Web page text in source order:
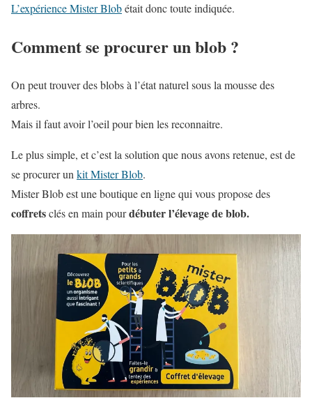
L’expérience Mister Blobétait donc toute indiquée.
Comment se procurer un blob ?
On peut trouver des blobs à l’état naturel sous la mousse des
arbres.
Mais il faut avoir l’oeil pour bien les reconnaitre.
Le plus simple, et c’est la solution que nous avons retenue, est de
se procurer un kit Mister Blob.
Mister Blob est une boutique en ligne qui vous propose des
coffretsclés en main pourdébuter l’élevage de blob.